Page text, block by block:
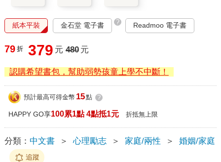
紙本平裝 金石堂 電子書 ? Readmoo 電子書
79 折 379 元 480 元
認購希望書包，幫助弱勢孩童上學不中斷！
預計最高可得金幣 15點 ?
HAPPY GO享100累1點 4點抵1元 折抵無上限
分類： 中文書 ＞ 心理勵志 ＞ 家庭/兩性 ＞ 婚姻/家庭
追蹤